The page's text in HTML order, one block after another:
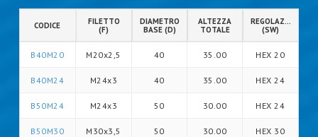
CODICE
FILETTO
(F)
DIAMETRO
BASE (D)
ALTEZZA
TOTALE
REGOLAZIONE
(SW)
B40M20 M20x2,5 40 35.00 HEX 20
B40M24 M24x3 40 35.00 HEX 24
B50M24 M24x3 50 30.00 HEX 24
B50M30 M30x3,5 50 30.00 HEX 30